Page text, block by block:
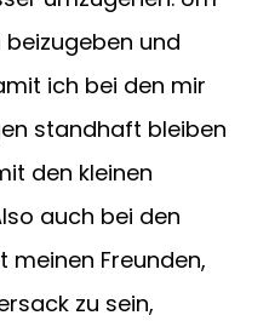
und
ich bei den mir
standhaft bleiben
den kleinen
auch bei den
meinen Freunden,
zu sein,